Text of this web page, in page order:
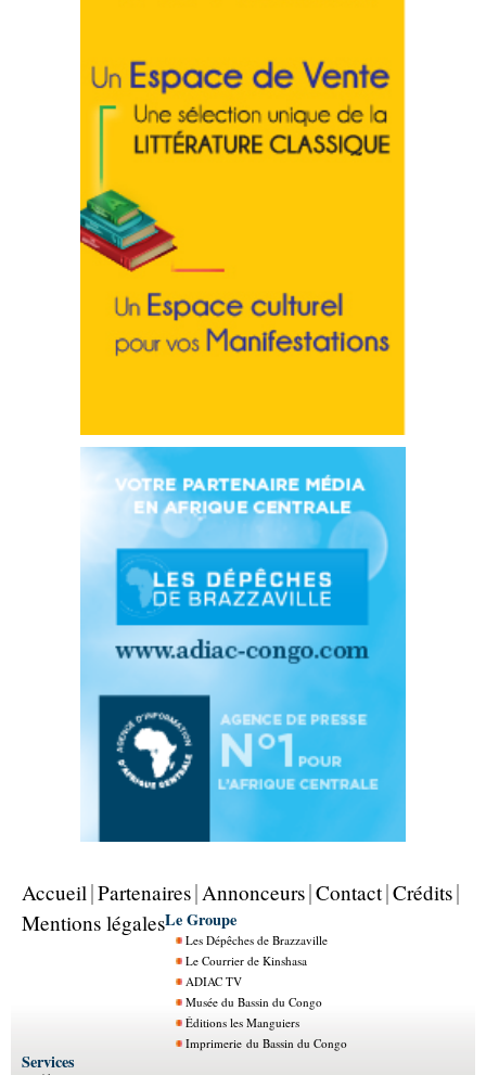
Accueil Partenaires Annonceurs Contact Crédits
Mentions légalesLe Groupe
Les Dépêches de Brazzaville
Le Courrier de Kinshasa
ADIAC TV
Musée du Bassin du Congo
Éditions les Manguiers
Imprimerie du Bassin du Congo
Services